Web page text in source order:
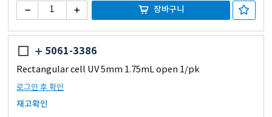
장바구니
5061-3386
Rectangular cell UV 5mm 1.75mL open 1/pk
로그인 후 확인
재고확인